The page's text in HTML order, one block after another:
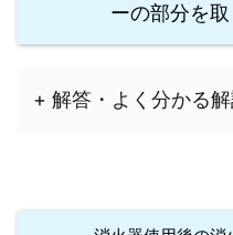
ーの部分を取
+ 解答・よく分かる解